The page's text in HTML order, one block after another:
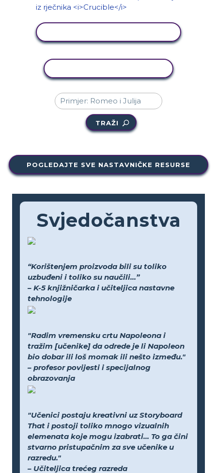
TRAŽI
POGLEDAJTE SVE NASTAVNIČKE RESURSE
Svjedočanstva
“Korištenjem proizvoda bili su toliko
uzbuđeni i toliko su naučili...”
– K-5 knjižničarka i učiteljica nastavne
tehnologije
"Radim vremensku crtu Napoleona i
tražim [učenike] da odrede je li Napoleon
bio dobar ili loš momak ili nešto između."
– profesor povijesti i specijalnog
obrazovanja
"Učenici postaju kreativni uz Storyboard
That i postoji toliko mnogo vizualnih
elemenata koje mogu izabrati... To ga čini
stvarno pristupačnim za sve učenike u
razredu."
– Učiteljica trećeg razreda